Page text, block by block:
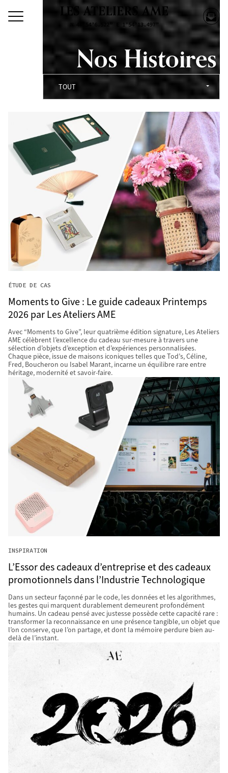
Nos Histoires
TOUT
ÉTUDE DE CAS
Moments to Give : Le guide cadeaux Printemps
2026 par Les Ateliers AME
Avec “Moments to Give”, leur quatrième édition signature, Les Ateliers
AME célèbrent l’excellence du cadeau sur-mesure à travers une
sélection d’objets d’exception et d’expériences personnalisées.
Chaque pièce, issue de maisons iconiques telles que Tod’s, Céline,
Fred, Boucheron ou Isabel Marant, incarne un équilibre rare entre
héritage, modernité et savoir-faire.
INSPIRATION
L’Essor des cadeaux d’entreprise et des cadeaux
promotionnels dans l’Industrie Technologique
Dans un secteur façonné par le code, les données et les algorithmes,
les gestes qui marquent durablement demeurent profondément
humains. Un cadeau pensé avec justesse possède cette capacité rare :
transformer la reconnaissance en une présence tangible, un objet que
l’on conserve, que l’on partage, et dont la mémoire perdure bien au-
delà de l’instant.